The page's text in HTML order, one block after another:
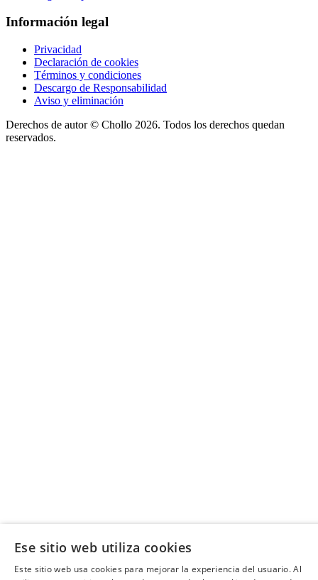
Información legal
Privacidad
Declaración de cookies
Términos y condiciones
Descargo de Responsabilidad
Aviso y eliminación
Derechos de autor © Chollo 2026. Todos los derechos quedan
reservados.
Ese sitio web utiliza cookies
Este sitio web usa cookies para mejorar la experiencia del usuario. Al